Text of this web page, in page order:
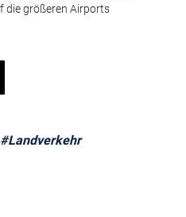
die größeren Airports
#Landverkehr